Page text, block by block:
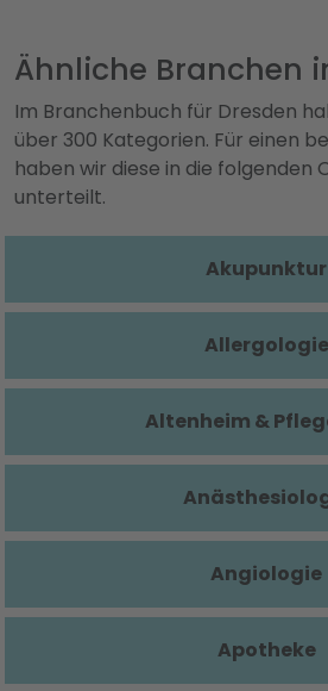
Ähnliche Branchen
Im Branchenbuch für Dresden
über 300 Kategorien. Für einen
haben wir diese in die folgenden
unterteilt.
Akupunktur
Allergologie
Altenheim &
Angiologie
Apotheke